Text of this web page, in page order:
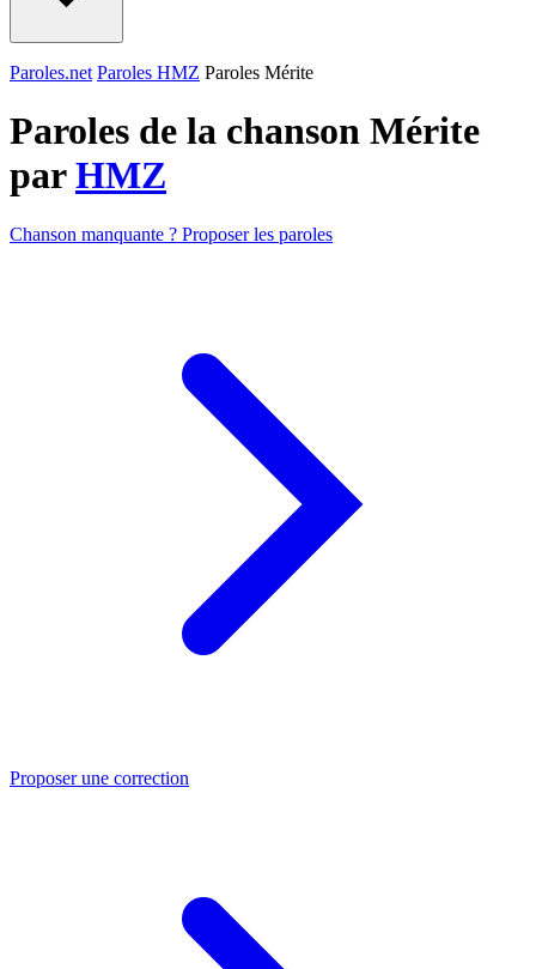
Paroles.net Paroles HMZ Paroles Mérite
Paroles de la chanson Mérite
parHMZ
Chanson manquante ? Proposer les paroles
Proposer une correction